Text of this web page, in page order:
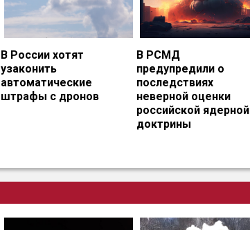
В России хотят
узаконить
автоматические
штрафы с дронов
В РСМД
предупредили о
последствиях
неверной оценки
российской ядерной
доктрины